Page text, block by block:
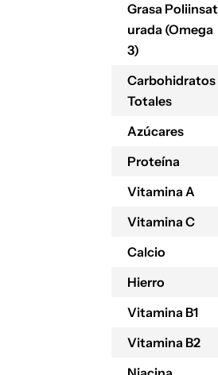
Grasa Poliinsat
urada (Omega
3)
Carbohidratos
Totales
Azúcares
Proteína
Vitamina A
Vitamina C
Calcio
Hierro
Vitamina B1
Vitamina B2